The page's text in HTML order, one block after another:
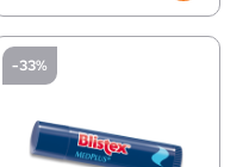
-33%